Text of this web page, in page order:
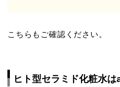
こちらもご確認ください。
ヒト型セラミド化粧水